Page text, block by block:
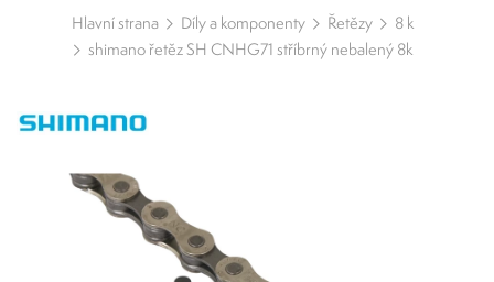
Hlavní strana Díly a komponenty Řetězy
8 k
shimano řetěz SH CNHG71 stříbrný nebalený 8k